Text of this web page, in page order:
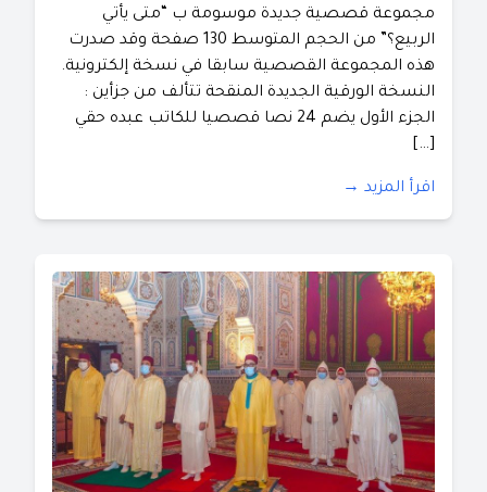
مجموعة قصصية جديدة موسومة ب “متى يأتي
الربيع؟” من الحجم المتوسط 130 صفحة وقد صدرت
هذه المجموعة القصصية سابقا في نسخة إلكترونية.
النسخة الورقية الجديدة المنقحة تتألف من جزأين :
الجزء الأول يضم 24 نصا قصصيا للكاتب عبده حقي
[…]
اقرأ المزيد →